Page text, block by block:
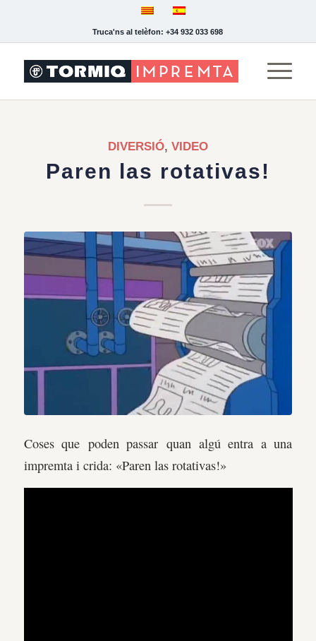
Truca'ns al telèfon: +34 932 033 698
DIVERSIÓ, VIDEO
Paren las rotativas!
Coses que poden passar quan algú entra a una
impremta i crida: «Paren las rotativas!»